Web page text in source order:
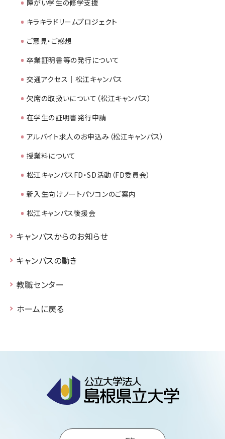
障がい学生の修学支援
キラキラドリームプロジェクト
ご意見・ご感想
卒業証明書等の発行について
交通アクセス｜松江キャンパス
欠席の取扱いについて（松江キャンパス）
在学生の証明書発行申請
アルバイト求人のお申込み（松江キャンパス）
授業料について
松江キャンパスFD・SD活動（FD委員会）
新入生向けノートパソコンのご案内
松江キャンパス後援会
キャンパスからのお知らせ
キャンパスの動き
教職センター
ホームに戻る